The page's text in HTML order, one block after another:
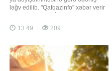
ləğv edilib. "Qafqazinfo" xəbər verir
tətbiqi barədə Fərman imzaladığı
"Media haqqında" qanuna
edək ki, jurnalist vəsiqəsinin
verilməsinə və dəyişdirilməsin
13:49 209